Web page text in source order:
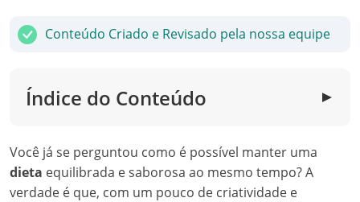
Conteúdo Criado e Revisado pela nossa equipe
Índice do Conteúdo ▼
Você já se perguntou como é possível manter uma
dieta equilibrada e saborosa ao mesmo tempo? A
verdade é que, com um pouco de criatividade e